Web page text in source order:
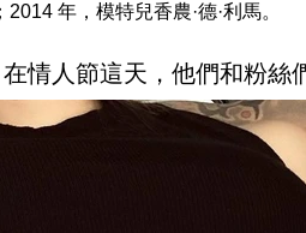
年，模特兒香農·德·利馬。
在情人節這天，他們和粉絲